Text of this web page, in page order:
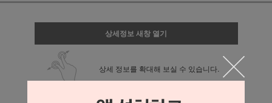
상세정보 새창 열기
상세 정보를 확대해 보실 수 있습니다.